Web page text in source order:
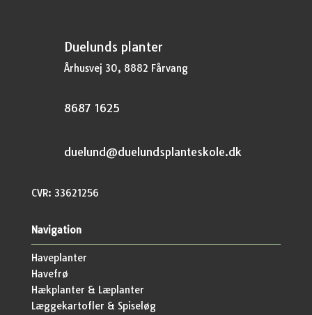
Duelunds planter
Århusvej 30, 8882 Fårvang
8687 1625
duelund@duelundsplanteskole.dk
CVR: 33621256
Navigation
Haveplanter
Havefrø
Hækplanter & Læplanter
Læggekartofler & Spiseløg